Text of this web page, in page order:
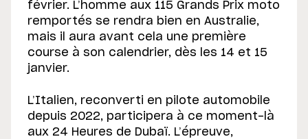
février. L’homme aux 115 Grands Prix moto
remportés se rendra bien en Australie,
mais il aura avant cela une première
course à son calendrier, dès les 14 et 15
janvier.
L’Italien, reconverti en pilote automobile
depuis 2022, participera à ce moment-là
aux 24 Heures de Dubaï. L’épreuve,